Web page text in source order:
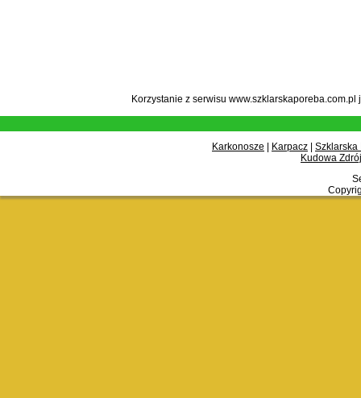
Korzystanie z serwisu
Karkonosze Karpacz
Szklarska
Kudowa